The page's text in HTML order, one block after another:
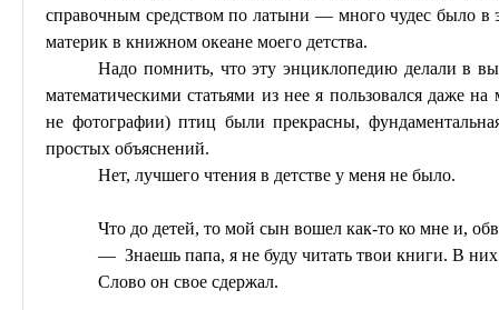
справочным средством по латыни — много чудес было в
материк в книжном океане моего детства.
Надо помнить, что эту энциклопедию делали в
математическими статьями из нее я пользовался даже
не фотографии) птиц были прекрасны,
простых объяснений.
Нет, лучшего чтения в детстве у меня не было.
Что до детей, то мой сын вошел как-то ко мне и,
— Знаешь папа, я не буду читать твои книги. В них
Слово он свое сдержал.